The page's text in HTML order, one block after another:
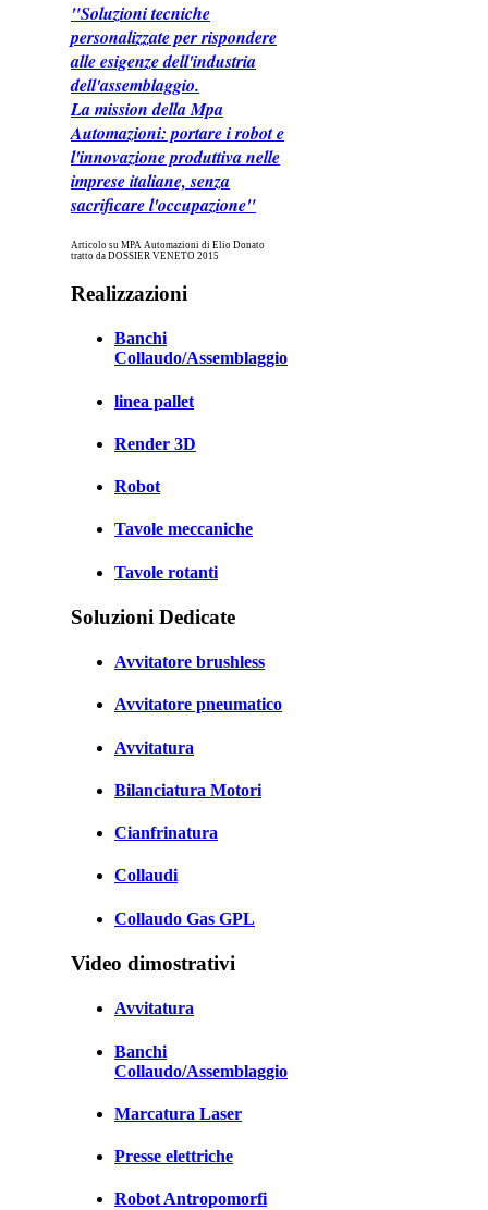
"Soluzioni tecniche
personalizzate per rispondere
alle esigenze dell'industria
dell'assemblaggio.
La mission della Mpa
Automazioni: portare i robot e
l'innovazione produttiva nelle
imprese italiane, senza
sacrificare l'occupazione"
Articolo su MPA Automazioni di Elio Donato
tratto da DOSSIER VENETO 2015
Realizzazioni
Banchi
Collaudo/Assemblaggio
linea pallet
Render 3D
Robot
Tavole meccaniche
Tavole rotanti
Soluzioni Dedicate
Avvitatore brushless
Avvitatore pneumatico
Avvitatura
Bilanciatura Motori
Cianfrinatura
Collaudi
Collaudo Gas GPL
Video dimostrativi
Avvitatura
Banchi
Collaudo/Assemblaggio
Marcatura Laser
Presse elettriche
Robot Antropomorfi